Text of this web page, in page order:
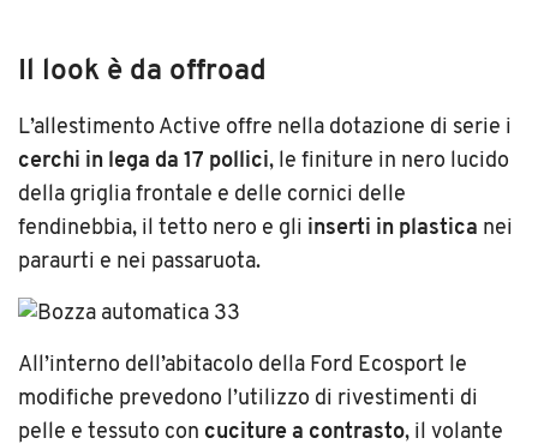
Il look è da offroad
L’allestimento Active offre nella dotazione di serie i
cerchi in lega da 17 pollici, le finiture in nero lucido
della griglia frontale e delle cornici delle
fendinebbia, il tetto nero e gli inserti in plastica nei
paraurti e nei passaruota.
All’interno dell’abitacolo della Ford Ecosport le
modifiche prevedono l’utilizzo di rivestimenti di
pelle e tessuto con cuciture a contrasto, il volante